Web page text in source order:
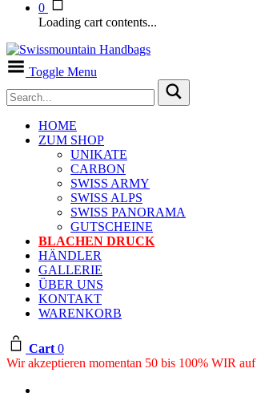
0
Loading cart contents...
Toggle Menu
HOME
ZUM SHOP
UNIKATE
CARBON
SWISS ARMY
SWISS ALPS
SWISS PANORAMA
GUTSCHEINE
BLACHEN DRUCK
HÄNDLER
GALLERIE
ÜBER UNS
KONTAKT
WARENKORB
Cart 0
Wir akzeptieren momentan 50 bis 100% WIR